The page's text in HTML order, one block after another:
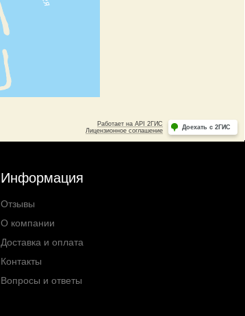
Информация
Отзывы
О компании
Доставка и оплата
Контакты
Вопросы и ответы